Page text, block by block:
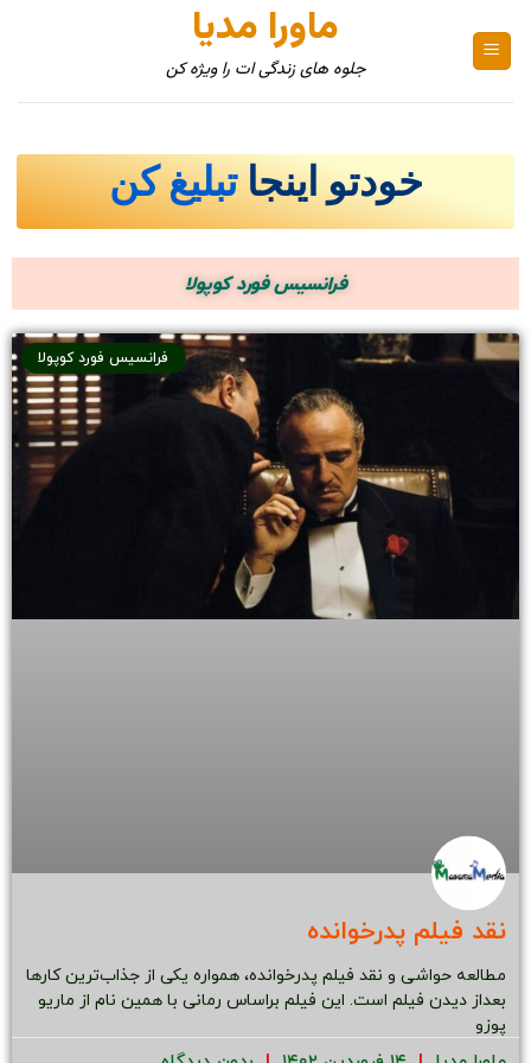
ماورا مدیا
جلوه های زندگی ات را ویژه کن
خودتو اینجا تبلیغ کن
فرانسیس فورد کوپولا
فرانسیس فورد کوپولا
نقد فیلم پدرخوانده
مطالعه حواشی و نقد فیلم پدرخوانده، همواره یکی از جذاب‌ترین کارها
بعداز دیدن فیلم است. این فیلم براساس رمانی با همین نام از ماریو
پوزو